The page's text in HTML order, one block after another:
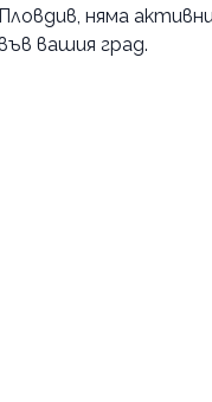
, няма
вашия град.